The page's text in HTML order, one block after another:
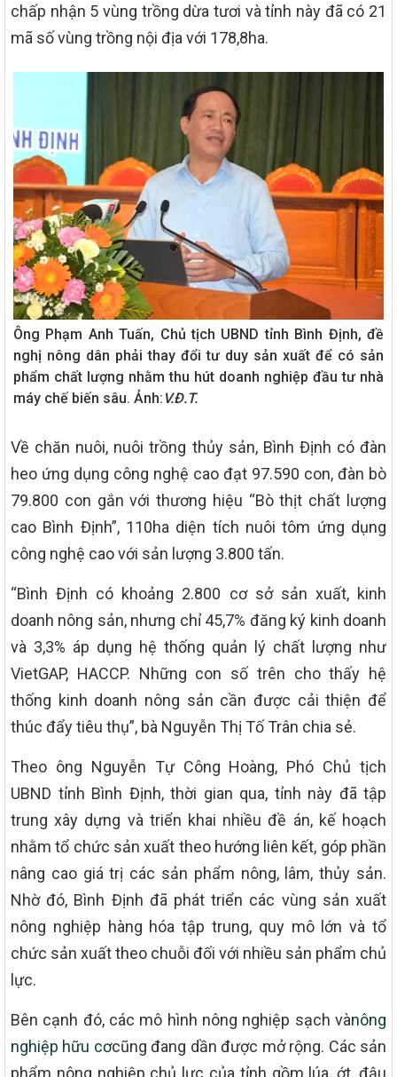
chấp nhận 5 vùng trồng dừa tươi và tỉnh này đã có 21
mã số vùng trồng nội địa với 178,8ha.
Ông Phạm Anh Tuấn, Chủ tịch UBND tỉnh Bình Định, đề
nghị nông dân phải thay đổi tư duy sản xuất để có sản
phẩm chất lượng nhằm thu hút doanh nghiệp đầu tư nhà
máy chế biến sâu. Ảnh: V.Đ.T.
Về chăn nuôi, nuôi trồng thủy sản, Bình Định có đàn
heo ứng dụng công nghệ cao đạt 97.590 con, đàn bò
79.800 con gắn với thương hiệu “Bò thịt chất lượng
cao Bình Định”, 110ha diện tích nuôi tôm ứng dụng
công nghệ cao với sản lượng 3.800 tấn.
“Bình Định có khoảng 2.800 cơ sở sản xuất, kinh
doanh nông sản, nhưng chỉ 45,7% đăng ký kinh doanh
và 3,3% áp dụng hệ thống quản lý chất lượng như
VietGAP, HACCP. Những con số trên cho thấy hệ
thống kinh doanh nông sản cần được cải thiện để
thúc đẩy tiêu thụ”, bà Nguyễn Thị Tố Trân chia sẻ.
Theo ông Nguyễn Tự Công Hoàng, Phó Chủ tịch
UBND tỉnh Bình Định, thời gian qua, tỉnh này đã tập
trung xây dựng và triển khai nhiều đề án, kế hoạch
nhằm tổ chức sản xuất theo hướng liên kết, góp phần
nâng cao giá trị các sản phẩm nông, lâm, thủy sản.
Nhờ đó, Bình Định đã phát triển các vùng sản xuất
nông nghiệp hàng hóa tập trung, quy mô lớn và tổ
chức sản xuất theo chuỗi đối với nhiều sản phẩm chủ
lực.
Bên cạnh đó, các mô hình nông nghiệp sạch vànông
nghiệp hữu cơcũng đang dần được mở rộng. Các sản
phẩm nông nghiệp chủ lực của tỉnh gồm lúa, ớt, đậu